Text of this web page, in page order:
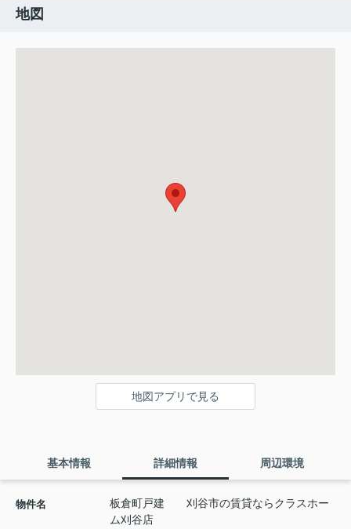
地図
地図アプリで見る
基本情報 詳細情報 周辺環境
物件名
板倉町戸建 刈谷市の賃貸ならクラスホー
ム刈谷店